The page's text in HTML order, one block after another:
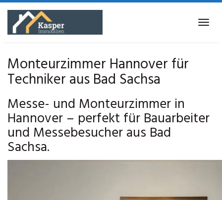
Skip
main
Monteurzimmer Hannover für
Techniker aus Bad Sachsa
Messe- und Monteurzimmer in
Hannover – perfekt für Bauarbeiter
und Messebesucher aus Bad
Sachsa.